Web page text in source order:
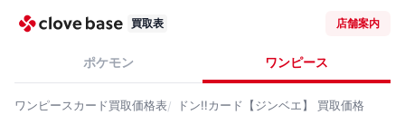
買取表 店舗案内
ポケモン ワンピース
ワンピースカード買取価格表 ドン!!カード【ジンベエ】 買取価格